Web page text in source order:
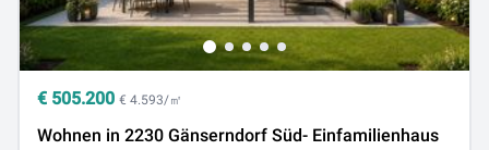
€ 505.200 € 4.593/㎡
Wohnen in 2230 Gänserndorf Süd- Einfamilienhaus